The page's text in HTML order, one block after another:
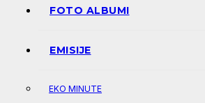
FOTO ALBUMI
EMISIJE
EKO MINUTE